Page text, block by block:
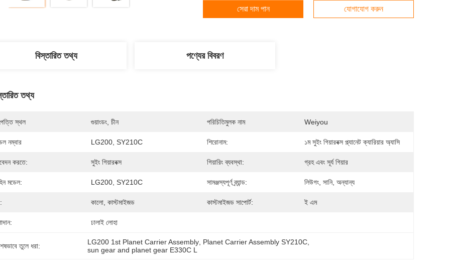
সেরা দাম পান যোগাযোগ করুন
বিস্তারিত তথ্য পণ্যের বিবরণ
তথ্য
স্থল গুয়াংডং, চীন পরিচিতিমুলক নাম Weiyou
নম্বার LG200, SY210C শিরোনাম: ১ম সুইং গিয়ারবক্স প্ল্যানেট ক্যারিয়ার অ্যাসি
করতে: সুইং গিয়ারবক্স গিয়ারিং ব্যবস্থা: গ্রহ এবং সূর্য গিয়ার
মডেল: LG200, SY210C সামঞ্জস্যপূর্ণ ব্র্যান্ড: লিউগং, সানি, অন্যান্য
কালো, কাস্টমাইজড কাস্টমাইজড সাপোর্ট: ই এম
ঢালাই লোহা
তুলে ধরা: LG200 1st Planet Carrier Assembly Planet Carrier Assembly SY210C
sun gear and planet gear E330C L